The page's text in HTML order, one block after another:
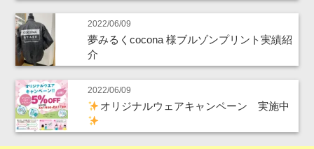
2022/06/09
夢みるくcocona 様ブルゾンプリント実績紹
介
2022/06/09
オリジナルウェアキャンペーン 実施中